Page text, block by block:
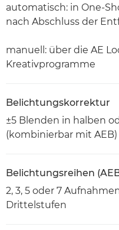
automatisch: in One-
nach Abschluss der
manuell: über die AE
Kreativprogramme
Belichtungskorrektur
±5 Blenden in halben
(kombinierbar mit AEB)
Belichtungsreihen
2, 3, 5 oder 7
Drittelstufen